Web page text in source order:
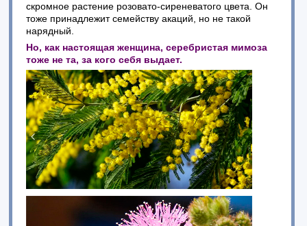
скромное растение розовато-сиреневатого цвета. Он
тоже принадлежит семейству акаций, но не такой
нарядный.
Но, как настоящая женщина, серебристая мимоза
тоже не та, за кого себя выдает.